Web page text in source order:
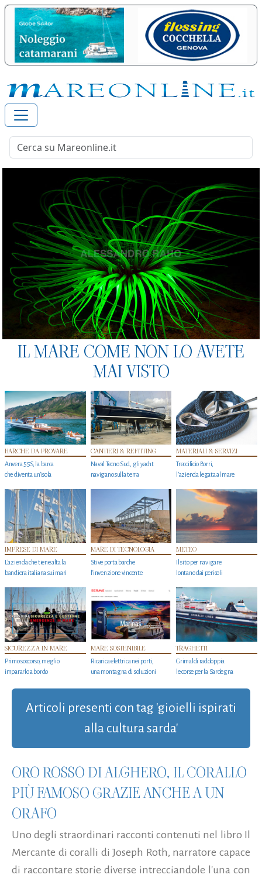
IL MARE COME NON LO AVETE
MAI VISTO
BARCHE DA PROVARE
Anvera 55S, la barca
che diventa un'isola
CANTIERI & REFITTING
Naval Tecno Sud, gli yacht
navigano sulla terra
MATERIALI & SERVIZI
Treccificio Borri,
l'azienda legata al mare
IMPRESE DI MARE
L'azienda che tiene alta la
bandiera italiana sui mari
MARE DI TECNOLOGIA
Stive porta barche
l'invenzione vincente
METEO
Il sito per navigare
lontano dai pericoli
SICUREZZA IN MARE
Primo soccorso, meglio
impararlo a bordo
MARE SOSTENIBILE
Ricarica elettrica nei porti,
una montagna di soluzioni
TRAGHETTI
Grimaldi raddoppia
le corse per la Sardegna
Articoli presenti con tag 'gioielli ispirati
alla cultura sarda'
ORO ROSSO DI ALGHERO, IL CORALLO
PIÙ FAMOSO GRAZIE ANCHE A UN
ORAFO
Uno degli straordinari racconti contenuti nel libro Il
Mercante di coralli di Joseph Roth, narratore capace
di raccontare storie diverse intrecciandole l'una con